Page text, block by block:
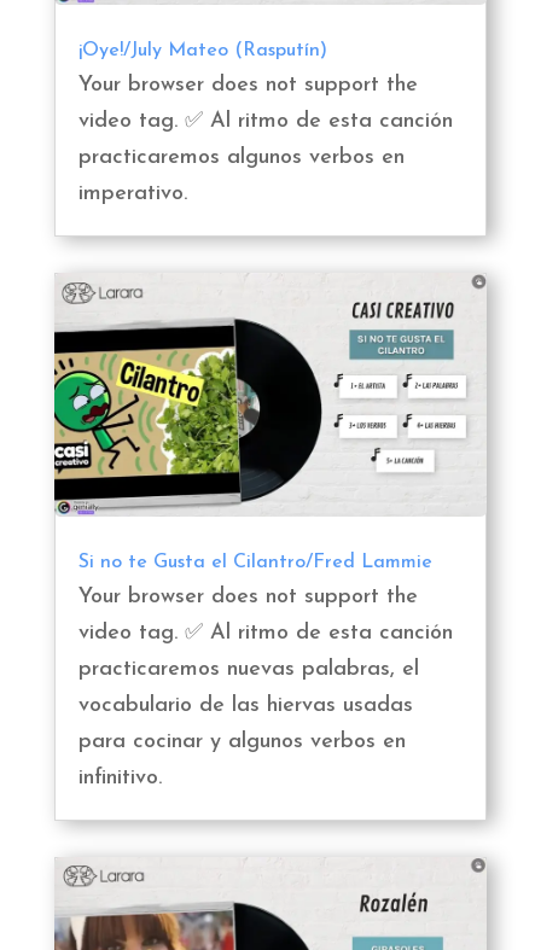
¡Oye!/July Mateo (Rasputín)
Your browser does not support the
video tag. ✅ Al ritmo de esta canción
practicaremos algunos verbos en
imperativo.
Si no te Gusta el Cilantro/Fred Lammie
Your browser does not support the
video tag. ✅ Al ritmo de esta canción
practicaremos nuevas palabras, el
vocabulario de las hiervas usadas
para cocinar y algunos verbos en
infinitivo.